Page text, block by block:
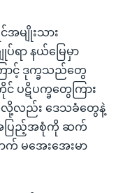
အမျိုးသား
ရာ နယ်မြေမှာ
ာင့် ဒုက္ခသည်တွေ
ပဋိပက္ခတွေကြား
လည်း ဒေသခံတွေနဲ့
ပြည့်အစုံကို ဆက်
မအေးအေးမာ